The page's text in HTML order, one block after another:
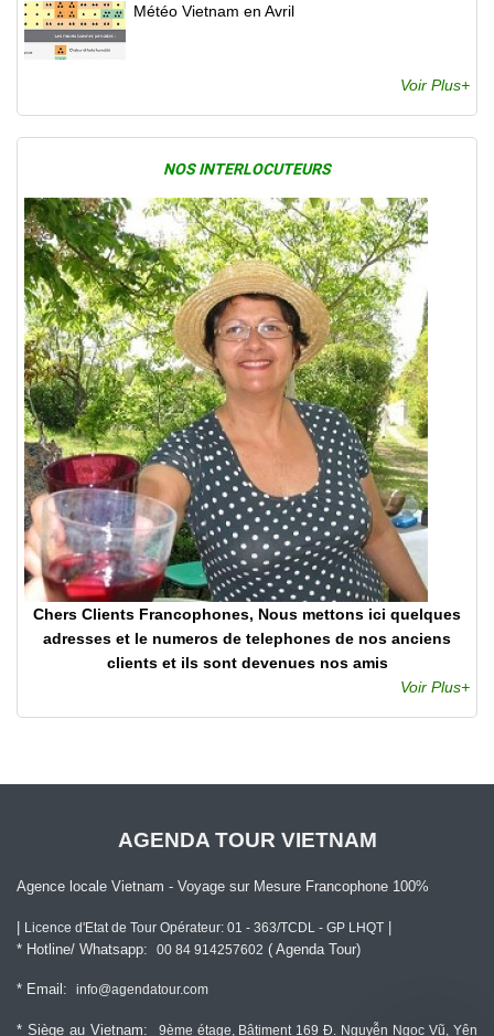
Météo Vietnam en Avril
Voir Plus+
NOS INTERLOCUTEURS
Chers Clients Francophones, Nous mettons ici quelques
adresses et le numeros de telephones de nos anciens
clients et ils sont devenues nos amis
Voir Plus+
AGENDA TOUR VIETNAM
Agence locale Vietnam - Voyage sur Mesure Francophone 100%
| Licence d'Etat de Tour Opérateur: 01 - 363/TCDL - GP LHQT |
* Hotline/ Whatsapp: 00 84 914257602 ( Agenda Tour)
* Email: info@agendatour.com
* Siège au Vietnam: 9ème étage, Bâtiment 169 Đ. Nguyễn Ngọc Vũ, Yên